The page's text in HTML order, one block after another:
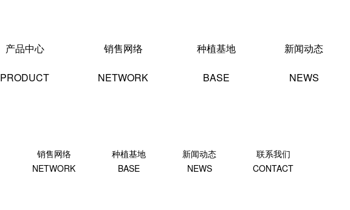
产品中心
PRODUCT
销售网络
NETWORK
种植基地
BASE
新闻动态
NEWS
销售网络
NETWORK
种植基地
BASE
新闻动态
NEWS
联系我们
CONTACT